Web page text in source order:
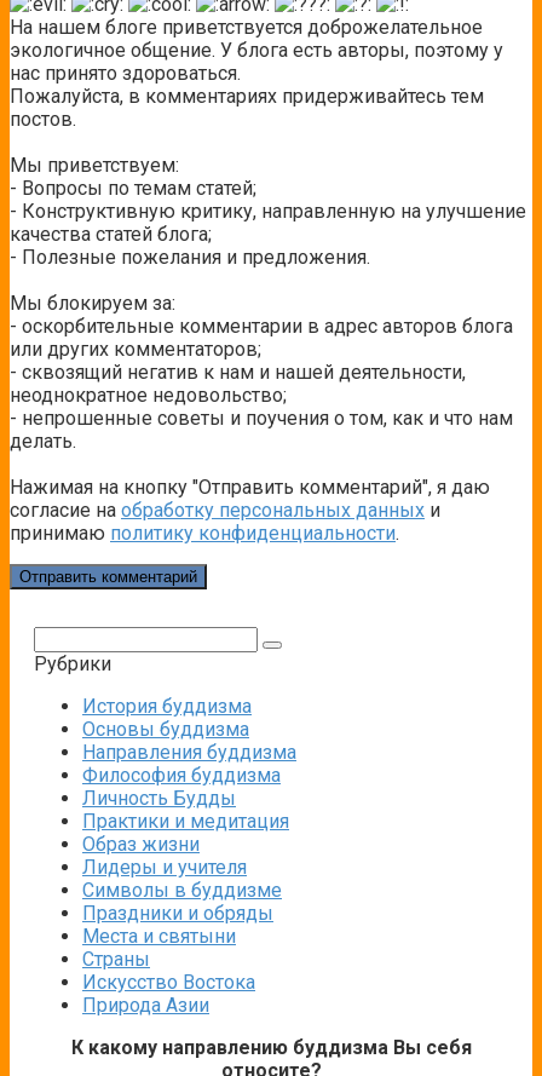
На нашем блоге приветствуется доброжелательное
экологичное общение. У блога есть авторы, поэтому у
нас принято здороваться.
Пожалуйста, в комментариях придерживайтесь тем
постов.
Мы приветствуем:
- Вопросы по темам статей;
- Конструктивную критику, направленную на улучшение
качества статей блога;
- Полезные пожелания и предложения.
Мы блокируем за:
- оскорбительные комментарии в адрес авторов блога
или других комментаторов;
- сквозящий негатив к нам и нашей деятельности,
неоднократное недовольство;
- непрошенные советы и поучения о том, как и что нам
делать.
Нажимая на кнопку "Отправить комментарий", я даю
согласие на обработку персональных данных и
принимаю политику конфиденциальности.
Рубрики
История буддизма
Основы буддизма
Направления буддизма
Философия буддизма
Личность Будды
Практики и медитация
Образ жизни
Лидеры и учителя
Символы в буддизме
Праздники и обряды
Места и святыни
Страны
Искусство Востока
Природа Азии
К какому направлению буддизма Вы себя
относите?